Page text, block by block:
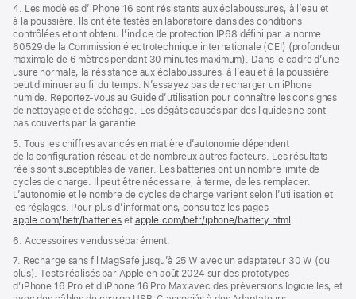
4. Les modèles d’iPhone 16 sont résistants aux éclaboussures, à l’eau et
à la poussière. Ils ont été testés en laboratoire dans des conditions
contrôlées et ont obtenu l’indice de protection IP68 défini par la norme
60529 de la Commission électrotechnique internationale (CEI) (profondeur
maximale de 6 mètres pendant 30 minutes maximum). Dans le cadre d’une
usure normale, la résistance aux éclaboussures, à l’eau et à la poussière
peut diminuer au fil du temps. N’essayez pas de recharger un iPhone
humide. Reportez‑vous au Guide d’utilisation pour connaître les consignes
de nettoyage et de séchage. Les dégâts causés par des liquides ne sont
pas couverts par la garantie.
5. Tous les chiffres avancés en matière d’autonomie dépendent
de la configuration réseau et de nombreux autres facteurs. Les résultats
réels sont susceptibles de varier. Les batteries ont un nombre limité de
cycles de charge. Il peut être nécessaire, à terme, de les remplacer.
L’autonomie et le nombre de cycles de charge varient selon l’utilisation et
les réglages. Pour plus d’informations, consultez les pages
apple.com/befr/batteries et apple.com/befr/iphone/battery.html .
6. Accessoires vendus séparément.
7. Recharge sans fil MagSafe jusqu’à 25 W avec un adaptateur 30 W (ou
plus). Tests réalisés par Apple en août 2024 sur des prototypes
d’iPhone 16 Pro et d’iPhone 16 Pro Max avec des préversions logicielles, et